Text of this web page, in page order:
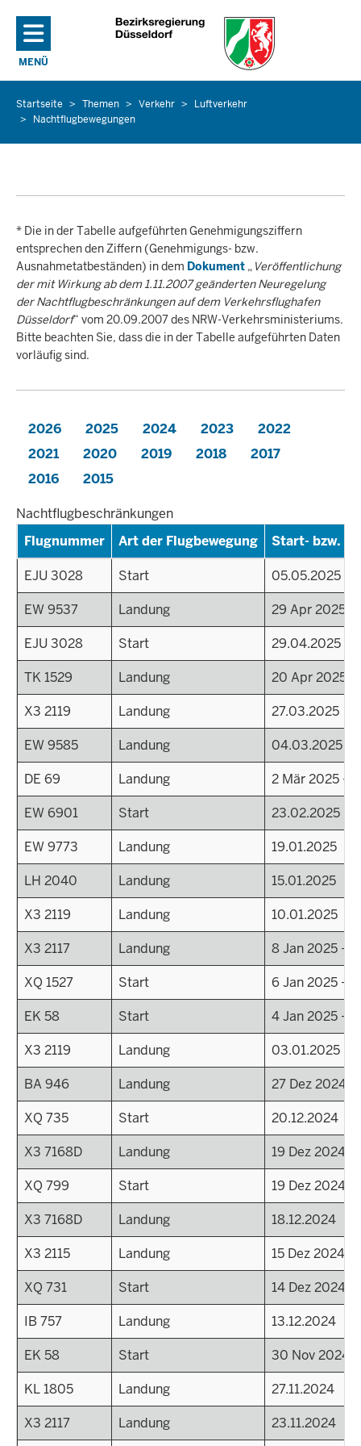
Direkt zum Inhalt
MENÜ
NAVIGATION AKTIVIEREN/DEAKTIVIEREN: HAUPTMENÜ
Sie
befinden
sich
Startseite Themen Verkehr
Luftverkehr
Nachtflugbewegungen
* Die in der Tabelle aufgeführten Genehmigungsziffern
entsprechen den Ziffern (Genehmigungs- bzw.
Ausnahmetatbeständen) in dem Dokument „ Veröffentlichung
der mit Wirkung ab dem 1.11.2007 geänderten Neuregelung
der Nachtflugbeschränkungen auf dem Verkehrsflughafen
Düsseldorf“ vom 20.09.2007 des NRW-Verkehrsministeriums.
Bitte beachten Sie, dass die in der Tabelle aufgeführten Daten
vorläufig sind.
2026 2025 2024 2023
2022
2021
2020 2019 2018
2017
2016
2015
Nachtflugbeschränkungen
Flugnummer
Art der Flugbewegung Start- bzw.
EJU 3028 Start
05.05.2025
EW 9537
Landung
29 Apr 2025 -
EJU 3028
Start
29.04.2025
TK 1529
Landung
20 Apr 2025 -
X3 2119
Landung
27.03.2025
EW 9585
Landung
04.03.2025
DE 69
Landung
2 Mär 2025 -
EW 6901
Start
23.02.2025
EW 9773
Landung
19.01.2025
LH 2040
Landung
15.01.2025
X3 2119
Landung
10.01.2025
X3 2117
Landung
8 Jan 2025 -
XQ 1527
Start
6 Jan 2025 -
EK 58
Start
4 Jan 2025 -
X3 2119
Landung
03.01.2025
BA 946
Landung
27 Dez 2024 -
XQ 735
Start
20.12.2024
X3 7168D
Landung
19 Dez 2024 -
XQ 799
Start
19 Dez 2024 -
X3 7168D
Landung
18.12.2024
X3 2115
Landung
15 Dez 2024 -
XQ 731
Start
14 Dez 2024 -
IB 757
Landung
13.12.2024
EK 58
Start
30 Nov 2024 -
KL 1805
Landung
27.11.2024
X3 2117
Landung 23.11.2024